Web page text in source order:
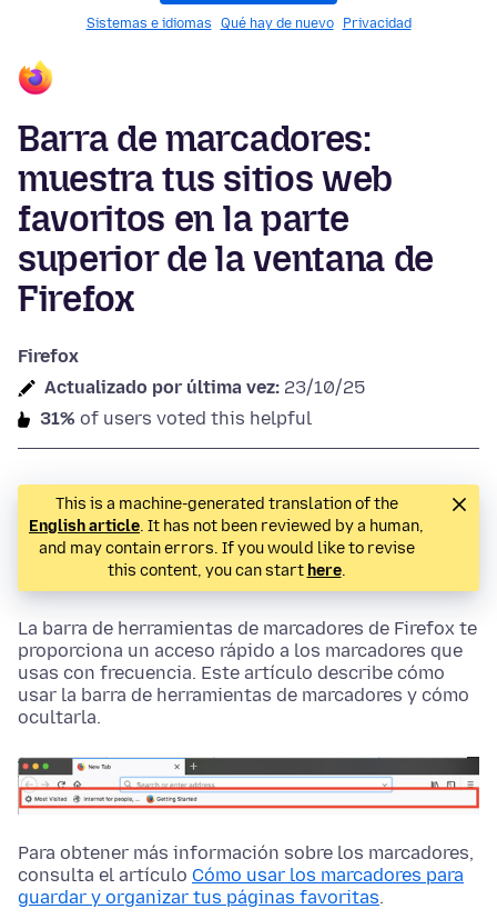
Sistemas e idiomas Qué hay de nuevo Privacidad
Barra de marcadores:
muestra tus sitios web
favoritos en la parte
superior de la ventana de
Firefox
Firefox
Actualizado por última vez: 23/10/25
31% of users voted this helpful
This is a machine-generated translation of the
English article. It has not been reviewed by a human,
and may contain errors. If you would like to revise
this content, you can start here.
La barra de herramientas de marcadores de Firefox te
proporciona un acceso rápido a los marcadores que
usas con frecuencia. Este artículo describe cómo
usar la barra de herramientas de marcadores y cómo
ocultarla.
Para obtener más información sobre los marcadores,
consulta el artículo Cómo usar los marcadores para
guardar y organizar tus páginas favoritas.